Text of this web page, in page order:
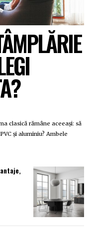
clasică rămâne aceeași: să
și aluminiu? Ambele